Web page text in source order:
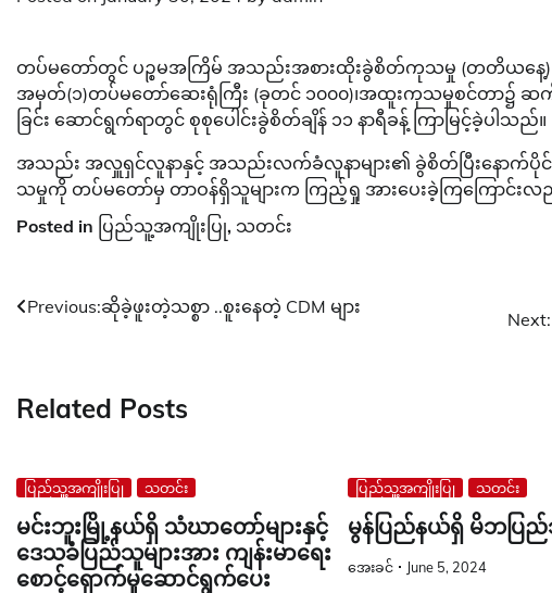
တပ်မတော်တွင် ပဉ္စမအကြိမ် အသည်းအစားထိုးခွဲစိတ်ကုသမှု (တတိယနေ့)
အမှတ်(၁)တပ်မတော်ဆေးရုံကြီး (ခုတင် ၁၀၀၀)၊အထူးကုသမှုစင်တာ၌
ခြင်း ဆောင်ရွက်ရာတွင် စုစုပေါင်းခွဲစိတ်ချိန် ၁၁ နာရီခန့် ကြာမြင့်ခဲ့ပါသည်။
အသည်း အလှူရှင်လူနာနှင့် အသည်းလက်ခံလူနာများ၏ ခွဲစိတ်ပြီးနောက်ပိုင်း
သမှုကို တပ်မတော်မှ တာဝန်ရှိသူများက ကြည့်ရှု အားပေးခဲ့ကြကြောင်း
Posted in ပြည်သူ့အကျိုးပြု, သတင်း
Post
Previous:ဆိုခဲ့ဖူးတဲ့သစ္စာ ..စူးနေတဲ့ CDM များ
Next:
Related Posts
ပြည်သူ့အကျိုးပြု သတင်း
မင်းဘူးမြို့နယ်ရှိ သံဃာတော်များနှင့်
ဒေသခံပြည်သူများအား ကျန်းမာရေး
စောင့်ရှောက်မှုဆောင်ရွက်ပေး
ပြည်သူ့အကျိုးပြု သတင်း
မွန်ပြည်နယ်ရှိ မိဘပြည်
အေးခင် June 5, 2024